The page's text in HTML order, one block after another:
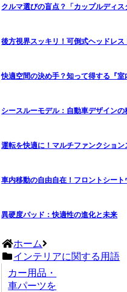
クルマ選びの盲点？「カップルディス
後方視界スッキリ！可倒式ヘッドレス
快適空間の決め手？知って得する『室
シースルーモデル：自動車デザインの
運転を快適に！マルチファンクショ
車内移動の自由自在！フロントシート
異硬度パッド：快適性の進化と未来
ホーム
インテリアに関する用語
カー用品・
車パーツを